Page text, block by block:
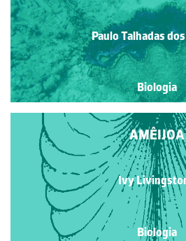
Paulo Talhadas
Biologia
AMÊIJOA
Ivy
Biologia